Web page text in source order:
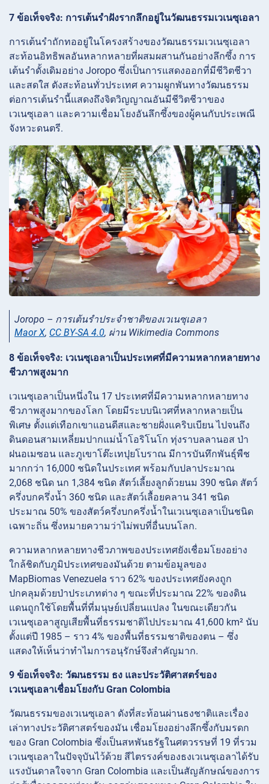
7 ข้อเท็จจริง: การเต้นรำฝังรากลึกอยู่ในวัฒนธรรมเวเนซุเอลา
การเต้นรำถักทออยู่ในโครงสร้างของวัฒนธรรมเวเนซุเอลา
สะท้อนอิทธิพลอันหลากหลายที่ผสมผสานกันอย่างลึกซึ้ง การ
เต้นรำดั้งเดิมอย่าง Joropo ซึ่งเป็นการแสดงออกที่มีชีวิตชีวา
และสดใส ดังสะท้อนทั่วประเทศ ความผูกพันทางวัฒนธรรม
ต่อการเต้นรำนี้แสดงถึงจิตวิญญาณอันมีชีวิตชีวาของ
เวเนซุเอลา และความเชื่อมโยงอันลึกซึ้งของผู้คนกับประเพณี
จังหวะดนตรี.
Joropo – การเต้นรำประจำชาติของเวเนซุเอลา
Maor X, CC BY-SA 4.0, ผ่าน Wikimedia Commons
8 ข้อเท็จจริง: เวเนซุเอลาเป็นประเทศที่มีความหลากหลายทาง
ชีวภาพสูงมาก
เวเนซุเอลาเป็นหนึ่งใน 17 ประเทศที่มีความหลากหลายทาง
ชีวภาพสูงมากของโลก โดยมีระบบนิเวศที่หลากหลายเป็น
พิเศษ ตั้งแต่เทือกเขาแอนดีสและชายฝั่งแคริบเบียน ไปจนถึง
ดินดอนสามเหลี่ยมปากแม่น้ำโอริโนโก ทุ่งราบลลานอส ป่า
ฝนอเมซอน และภูเขาโต๊ะเทปุยโบราณ มีการบันทึกพันธุ์พืช
มากกว่า 16,000 ชนิดในประเทศ พร้อมกับปลาประมาณ
2,068 ชนิด นก 1,384 ชนิด สัตว์เลี้ยงลูกด้วยนม 390 ชนิด สัตว์
ครึ่งบกครึ่งน้ำ 360 ชนิด และสัตว์เลื้อยคลาน 341 ชนิด
ประมาณ 50% ของสัตว์ครึ่งบกครึ่งน้ำในเวเนซุเอลาเป็นชนิด
เฉพาะถิ่น ซึ่งหมายความว่าไม่พบที่อื่นบนโลก.
ความหลากหลายทางชีวภาพของประเทศยังเชื่อมโยงอย่าง
ใกล้ชิดกับภูมิประเทศของมันด้วย ตามข้อมูลของ
MapBiomas Venezuela ราว 62% ของประเทศยังคงถูก
ปกคลุมด้วยป่าประเภทต่าง ๆ ขณะที่ประมาณ 22% ของดิน
แดนถูกใช้โดยพื้นที่ที่มนุษย์เปลี่ยนแปลง ในขณะเดียวกัน
เวเนซุเอลาสูญเสียพื้นที่ธรรมชาติไปประมาณ 41,600 km² นับ
ตั้งแต่ปี 1985 – ราว 4% ของพื้นที่ธรรมชาติของตน – ซึ่ง
แสดงให้เห็นว่าทำไมการอนุรักษ์จึงสำคัญมาก.
9 ข้อเท็จจริง: วัฒนธรรม ธง และประวัติศาสตร์ของ
เวเนซุเอลาเชื่อมโยงกับ Gran Colombia
วัฒนธรรมของเวเนซุเอลา ดังที่สะท้อนผ่านธงชาติและเรื่อง
เล่าทางประวัติศาสตร์ของมัน เชื่อมโยงอย่างลึกซึ้งกับมรดก
ของ Gran Colombia ซึ่งเป็นสหพันธรัฐในศตวรรษที่ 19 ที่รวม
เวเนซุเอลาในปัจจุบันไว้ด้วย สีไตรรงค์ของธงเวเนซุเอลาได้รับ
แรงบันดาลใจจาก Gran Colombia และเป็นสัญลักษณ์ของการ